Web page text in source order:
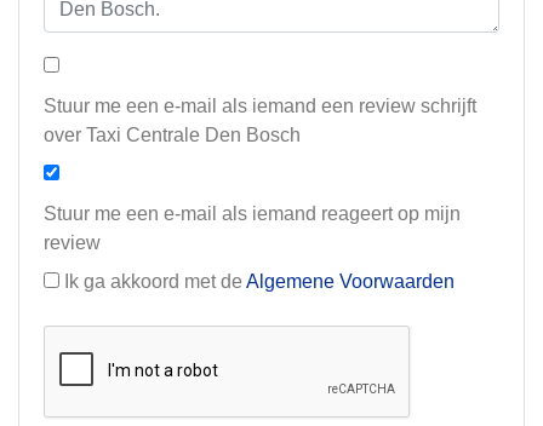
Stuur me een e-mail als iemand een review schrijft
over Taxi Centrale Den Bosch
Stuur me een e-mail als iemand reageert op mijn
review
Ik ga akkoord met de Algemene Voorwaarden